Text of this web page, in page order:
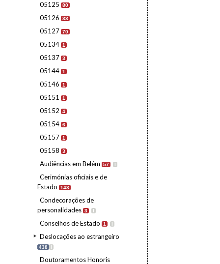
05125 80
05126 33
05127 70
05134 1
05137 3
05144 1
05146 1
05151 1
05152 4
05154 6
05157 1
05158 3
Audiências em Belém 57 I
Cerimónias oficiais e de
Estado
143
Condecorações de
personalidades 3 I
Conselhos de Estado 1 I
Deslocações ao estrangeiro
438 I
Doutoramentos Honoris